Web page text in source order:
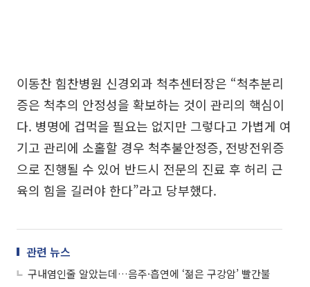
이동찬 힘찬병원 신경외과 척추센터장은 “척추분리
증은 척추의 안정성을 확보하는 것이 관리의 핵심이
다. 병명에 겁먹을 필요는 없지만 그렇다고 가볍게 여
기고 관리에 소홀할 경우 척추불안정증, 전방전위증
으로 진행될 수 있어 반드시 전문의 진료 후 허리 근
육의 힘을 길러야 한다”라고 당부했다.
관련 뉴스
구내염인줄 알았는데…음주·흡연에 ‘젊은 구강암’ 빨간불